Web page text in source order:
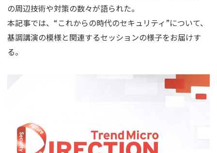
の周辺技術や対策の数々が語られた。
本記事では、“これからの時代のセキュリティ”について、
基調講演の模様と関連するセッションの様子をお届けす
る。